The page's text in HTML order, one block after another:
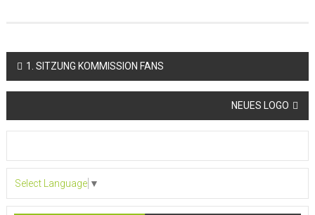
Beitragsnavigation
1. SITZUNG KOMMISSION FANS
NEUES LOGO
Select Language ▼